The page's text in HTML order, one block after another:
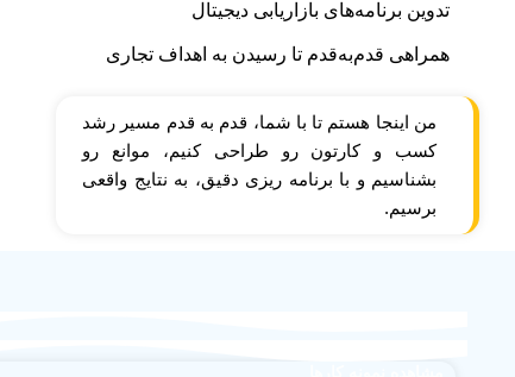
تدوین برنامه‌های بازاریابی دیجیتال
همراهی قدم‌به‌قدم تا رسیدن به اهداف تجاری
من اینجا هستم تا با شما، قدم‌ به‌ قدم مسیر رشد
کسب‌ و کارتون رو طراحی کنیم، موانع رو
بشناسیم و با برنامه‌ ریزی دقیق، به نتایج واقعی
برسیم.